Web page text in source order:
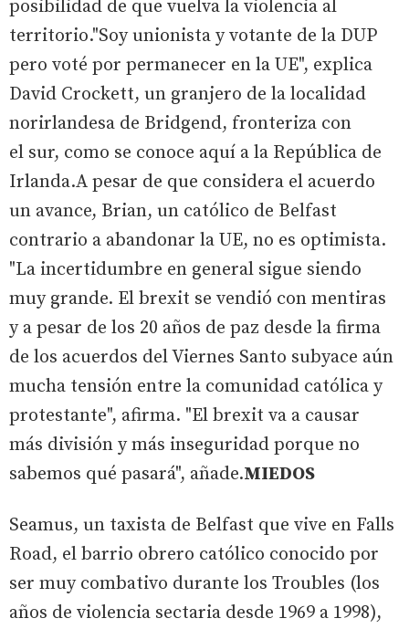
posibilidad de que vuelva la violencia al
territorio."Soy unionista y votante de la DUP
pero voté por permanecer en la UE", explica
David Crockett, un granjero de la localidad
norirlandesa de Bridgend, fronteriza con
el sur, como se conoce aquí a la República de
Irlanda.A pesar de que considera el acuerdo
un avance, Brian, un católico de Belfast
contrario a abandonar la UE, no es optimista.
"La incertidumbre en general sigue siendo
muy grande. El brexit se vendió con mentiras
y a pesar de los 20 años de paz desde la firma
de los acuerdos del Viernes Santo subyace aún
mucha tensión entre la comunidad católica y
protestante", afirma. "El brexit va a causar
más división y más inseguridad porque no
sabemos qué pasará", añade.MIEDOS
Seamus, un taxista de Belfast que vive en Falls
Road, el barrio obrero católico conocido por
ser muy combativo durante los Troubles (los
años de violencia sectaria desde 1969 a 1998),